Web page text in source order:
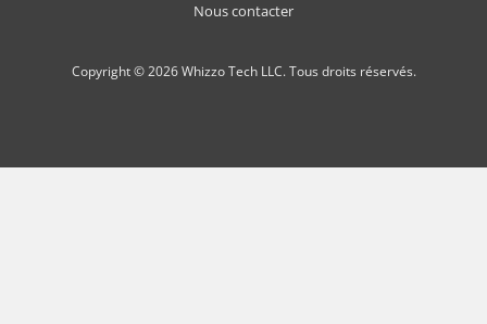
Nous contacter
Copyright © 2026 Whizzo Tech LLC. Tous droits réservés.